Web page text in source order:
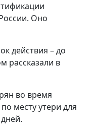
Оно
действия – до
рассказали в
во время
месту утери для